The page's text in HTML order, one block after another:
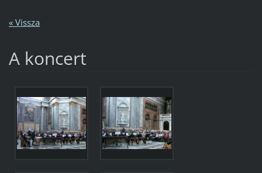
« Vissza
A koncert